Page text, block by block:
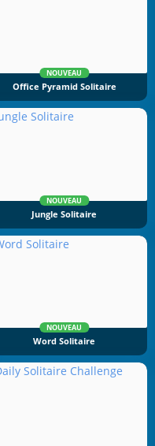
NOUVEAU
Office Pyramid Solitaire
NOUVEAU
Jungle Solitaire
NOUVEAU
Word Solitaire